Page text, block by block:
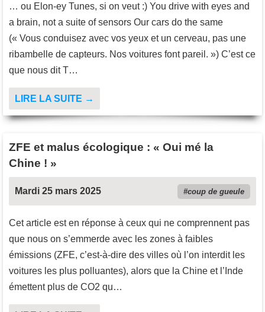
… ou Elon-ey Tunes, si on veut :) You drive with eyes and
a brain, not a suite of sensors Our cars do the same
(« Vous conduisez avec vos yeux et un cerveau, pas une
ribambelle de capteurs. Nos voitures font pareil. ») C’est ce
que nous dit T…
LIRE LA SUITE →
ZFE et malus écologique : « Oui mé la
Chine ! »
Mardi 25 mars 2025 coup de gueule
Cet article est en réponse à ceux qui ne comprennent pas
que nous on s’emmerde avec les zones à faibles
émissions (ZFE, c’est-à-dire des villes où l’on interdit les
voitures les plus polluantes), alors que la Chine et l’Inde
émettent plus de CO2 qu…